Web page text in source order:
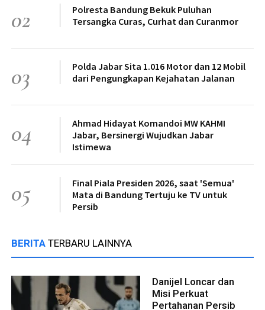
02
Polresta Bandung Bekuk Puluhan
Tersangka Curas, Curhat dan Curanmor
03
Polda Jabar Sita 1.016 Motor dan 12 Mobil
dari Pengungkapan Kejahatan Jalanan
04
Ahmad Hidayat Komandoi MW KAHMI
Jabar, Bersinergi Wujudkan Jabar
Istimewa
05
Final Piala Presiden 2026, saat 'Semua'
Mata di Bandung Tertuju ke TV untuk
Persib
BERITA TERBARU LAINNYA
Danijel Loncar dan
Misi Perkuat
Pertahanan Persib